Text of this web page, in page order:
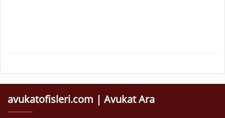
avukatofisleri.com | Avukat Ara